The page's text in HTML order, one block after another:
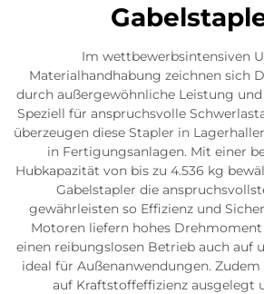
Im wettbewerbsintensiven
Materialhandhabung zeichnen sich
durch außergewöhnliche Leistung
Speziell für anspruchsvolle
überzeugen diese Stapler in
in Fertigungsanlagen. Mit einer
Hubkapazität von bis zu 4.536 kg
Gabelstapler die
gewährleisten so Effizienz und
Motoren liefern hohes
einen reibungslosen Betrieb auch auf
ideal für Außenanwendungen.
auf Kraftstoffeffizienz ausgelegt